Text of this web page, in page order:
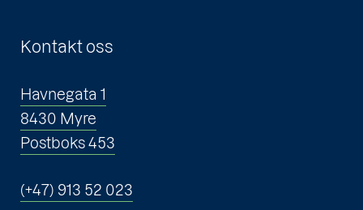
Kontakt oss
Havnegata 1
8430 Myre
Postboks 453
(+47) 913 52 023